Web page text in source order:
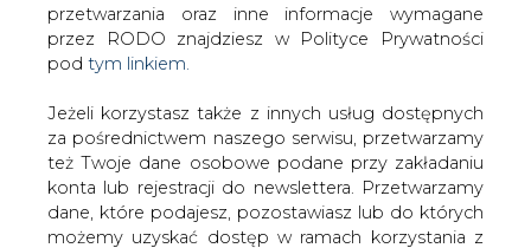
WŁĄCZ CIRE.TV
przetwarzania oraz inne informacje wymagane
przez RODO znajdziesz w Polityce Prywatności
pod tym linkiem.
Jeżeli korzystasz także z innych usług dostępnych
za pośrednictwem naszego serwisu, przetwarzamy
też Twoje dane osobowe podane przy zakładaniu
konta lub rejestracji do newslettera. Przetwarzamy
dane, które podajesz, pozostawiasz lub do których
możemy uzyskać dostęp w ramach korzystania z
Strona główna RYNEK GAZU
OMV dementuje
doniesienia o planach złożenia wezwania na MOL